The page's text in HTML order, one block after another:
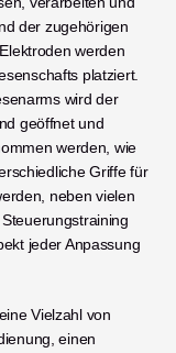
der zugehörigen
werden
platziert.
wird der
geöffnet und
werden, wie
Griffe für
neben vielen
jeder Anpassung
Vielzahl von
einen